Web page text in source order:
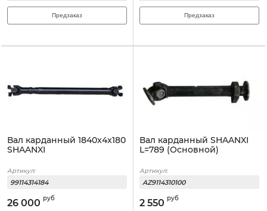
Предзаказ Предзаказ
Вал карданный 1840x4x180
SHAANXI
Артикул:
99114314184
26 000 руб
Вал карданный SHAANXI
L=789 (Основной)
Артикул:
AZ9114310100
2 550 руб